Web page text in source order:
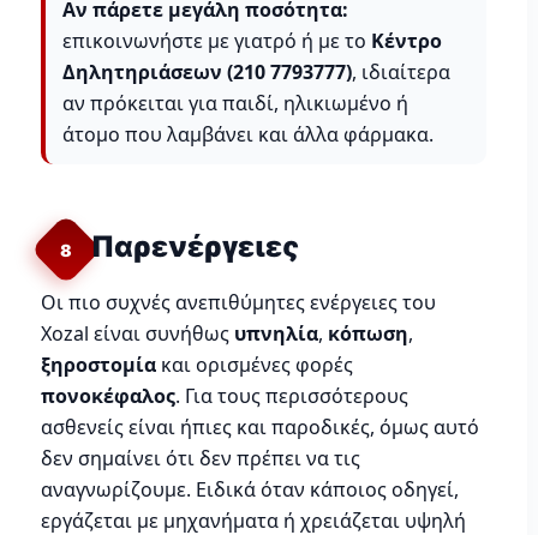
Αν πάρετε μεγάλη ποσότητα:
επικοινωνήστε με γιατρό ή με το Κέντρο
Δηλητηριάσεων (210 7793777), ιδιαίτερα
αν πρόκειται για παιδί, ηλικιωμένο ή
άτομο που λαμβάνει και άλλα φάρμακα.
8 Παρενέργειες
Οι πιο συχνές ανεπιθύμητες ενέργειες του
Xozal είναι συνήθως υπνηλία, κόπωση,
ξηροστομία και ορισμένες φορές
πονοκέφαλος. Για τους περισσότερους
ασθενείς είναι ήπιες και παροδικές, όμως αυτό
δεν σημαίνει ότι δεν πρέπει να τις
αναγνωρίζουμε. Ειδικά όταν κάποιος οδηγεί,
εργάζεται με μηχανήματα ή χρειάζεται υψηλή